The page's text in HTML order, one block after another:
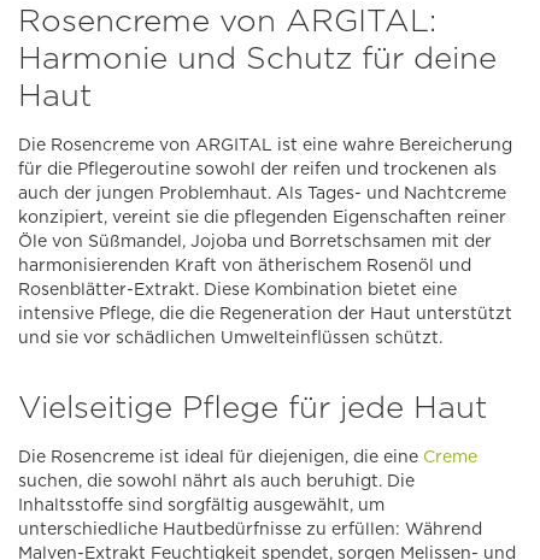
Rosencreme von ARGITAL:
Harmonie und Schutz für deine
Haut
Die Rosencreme von ARGITAL ist eine wahre Bereicherung
für die Pflegeroutine sowohl der reifen und trockenen als
auch der jungen Problemhaut. Als Tages- und Nachtcreme
konzipiert, vereint sie die pflegenden Eigenschaften reiner
Öle von Süßmandel, Jojoba und Borretschsamen mit der
harmonisierenden Kraft von ätherischem Rosenöl und
Rosenblätter-Extrakt. Diese Kombination bietet eine
intensive Pflege, die die Regeneration der Haut unterstützt
und sie vor schädlichen Umwelteinflüssen schützt.
Vielseitige Pflege für jede Haut
Die Rosencreme ist ideal für diejenigen, die eine Creme
suchen, die sowohl nährt als auch beruhigt. Die
Inhaltsstoffe sind sorgfältig ausgewählt, um
unterschiedliche Hautbedürfnisse zu erfüllen: Während
Malven-Extrakt Feuchtigkeit spendet, sorgen Melissen- und